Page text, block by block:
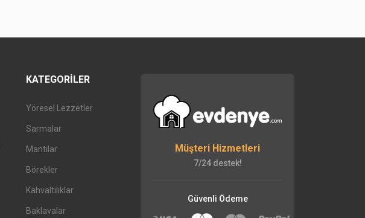
KATEGORILER
Yöresel Lezzetler
Sarmalar
Mantılar
Börekler
Kahvaltılıklar
Baklavalar
Müşteri Hizmetleri
7/24 destek!
Güvenli Ödeme